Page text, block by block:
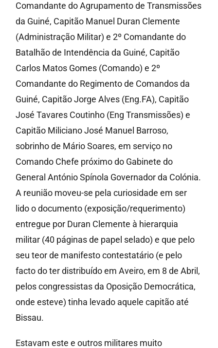
Comandante do Agrupamento de Transmissões
da Guiné, Capitão Manuel Duran Clemente
(Administração Militar) e 2º Comandante do
Batalhão de Intendência da Guiné, Capitão
Carlos Matos Gomes (Comando) e 2º
Comandante do Regimento de Comandos da
Guiné, Capitão Jorge Alves (Eng.FA), Capitão
José Tavares Coutinho (Eng Transmissões) e
Capitão Miliciano José Manuel Barroso,
sobrinho de Mário Soares, em serviço no
Comando Chefe próximo do Gabinete do
General António Spínola Governador da Colónia.
A reunião moveu-se pela curiosidade em ser
lido o documento (exposição/requerimento)
entregue por Duran Clemente à hierarquia
militar (40 páginas de papel selado) e que pelo
seu teor de manifesto contestatário (e pelo
facto do ter distribuído em Aveiro, em 8 de Abril,
pelos congressistas da Oposição Democrática,
onde esteve) tinha levado aquele capitão até
Bissau.
Estavam este e outros militares muito